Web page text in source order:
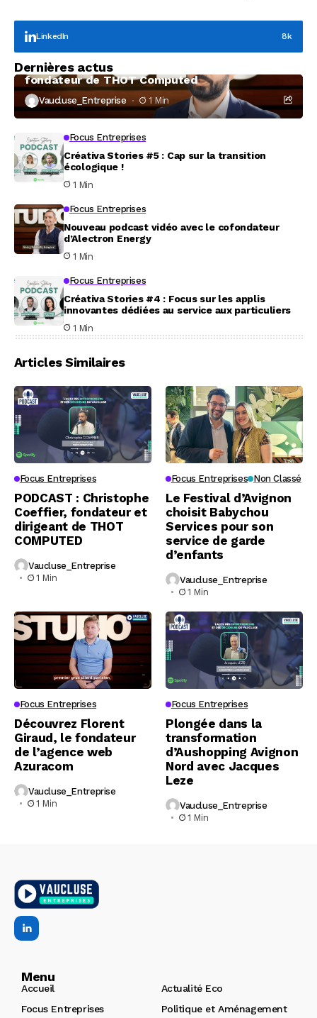
Châteaurenard
LinkedIn 8k
Dernières actus
À la rencontre de Christophe Coeffier, dirigeant
fondateur de THOT Computed
Vaucluse_Entreprise 1 Min
Focus Entreprises
Créativa Stories #5 : Cap sur la transition
écologique !
1 Min
Focus Entreprises
Nouveau podcast vidéo avec le cofondateur
d’Alectron Energy
1 Min
Focus Entreprises
Créativa Stories #4 : Focus sur les applis
innovantes dédiées au service aux particuliers
1 Min
Articles Similaires
Focus Entreprises
PODCAST : Christophe
Coeffier, fondateur et
dirigeant de THOT
COMPUTED
Vaucluse_Entreprise
1 Min
Focus Entreprises Non Classé
Le Festival d’Avignon
choisit Babychou
Services pour son
service de garde
d’enfants
Vaucluse_Entreprise
1 Min
Focus Entreprises
Découvrez Florent
Giraud, le fondateur
de l’agence web
Azuracom
Vaucluse_Entreprise
1 Min
Focus Entreprises
Plongée dans la
transformation
d’Aushopping Avignon
Nord avec Jacques
Leze
Vaucluse_Entreprise
1 Min
Menu
Accueil
Actualité Eco
Focus Entreprises
Politique et Aménagement